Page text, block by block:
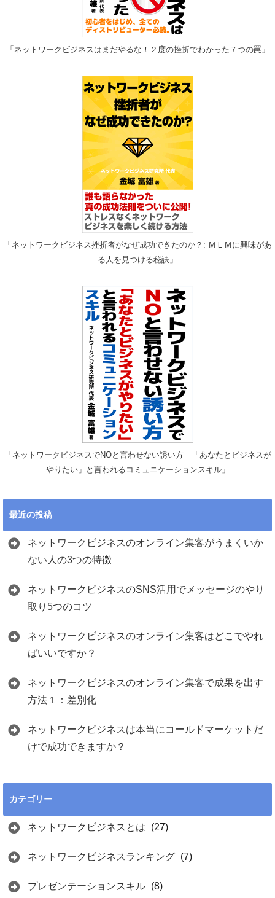
「ネットワークビジネスはまだやるな！２度の挫折でわかった７つの罠」
「ネットワークビジネス挫折者がなぜ成功できたのか？: ＭＬＭに興味があ
る人を見つける秘訣」
「ネットワークビジネスでNOと言わせない誘い方 「あなたとビジネスが
やりたい」と言われるコミュニケーションスキル」
最近の投稿
ネットワークビジネスのオンライン集客がうまくいか
ない人の3つの特徴
ネットワークビジネスのSNS活用でメッセージのやり
取り5つのコツ
ネットワークビジネスのオンライン集客はどこでやれ
ばいいですか？
ネットワークビジネスのオンライン集客で成果を出す
方法１：差別化
ネットワークビジネスは本当にコールドマーケットだ
けで成功できますか？
カテゴリー
ネットワークビジネスとは (27)
ネットワークビジネスランキング (7)
プレゼンテーションスキル (8)